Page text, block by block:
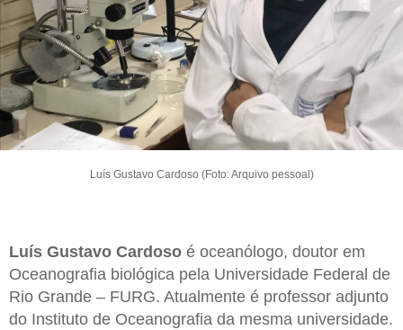
Luís Gustavo Cardoso (Foto: Arquivo pessoal)
Luís Gustavo Cardoso é oceanólogo, doutor em
Oceanografia biológica pela Universidade Federal de
Rio Grande – FURG. Atualmente é professor adjunto
do Instituto de Oceanografia da mesma universidade.